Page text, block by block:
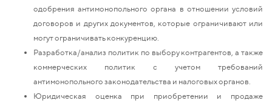
одобрения антимонопольного органа в отношении условий
договоров и других документов, которые ограничивают или
могут ограничивать конкуренцию.
Разработка/анализ политик по выбору контрагентов, а также
коммерческих политик с учетом требований
антимонопольного законодательства и налоговых органов.
Юридическая оценка при приобретении и продаже